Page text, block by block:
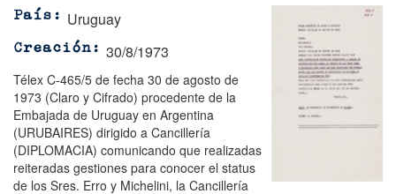
País Uruguay
Creación 30/8/1973
Télex C-465/5 de fecha 30 de agosto de
1973 (Claro y Cifrado) procedente de la
Embajada de Uruguay en Argentina
(URUBAIRES) dirigido a Cancillería
(DIPLOMACIA) comunicando que realizadas
reiteradas gestiones para conocer el status
de los Sres. Erro y Michelini, la Cancillería